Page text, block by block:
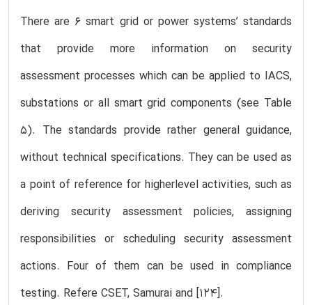
There are 6 smart grid or power systems’ standards
that provide more information on security
assessment processes which can be applied to IACS,
substations or all smart grid components (see Table
5). The standards provide rather general guidance,
without technical specifications. They can be used as
a point of reference for higherlevel activities, such as
deriving security assessment policies, assigning
responsibilities or scheduling security assessment
actions. Four of them can be used in compliance
testing. Refere CSET, Samurai and [124].